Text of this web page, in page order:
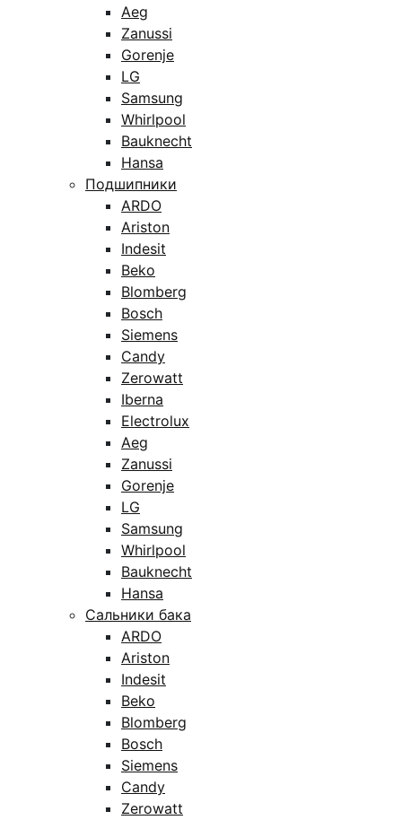
Aeg
Zanussi
Gorenje
LG
Samsung
Whirlpool
Bauknecht
Hansa
Подшипники
ARDO
Ariston
Indesit
Beko
Blomberg
Bosch
Siemens
Candy
Zerowatt
Iberna
Electrolux
Aeg
Zanussi
Gorenje
LG
Samsung
Whirlpool
Bauknecht
Hansa
Сальники бака
ARDO
Ariston
Indesit
Beko
Blomberg
Bosch
Siemens
Candy
Zerowatt